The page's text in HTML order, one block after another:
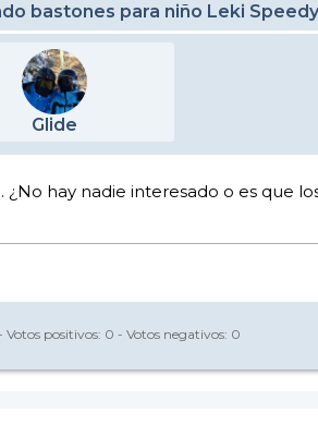
bastones para niño Leki
Glide
¿No hay nadie interesado o es que
Votos positivos: 0 - Votos negativos: 0